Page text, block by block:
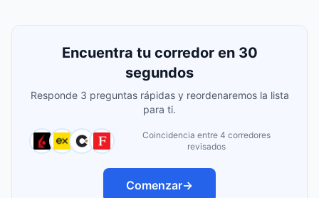
Encuentra tu corredor en 30
segundos
Responde 3 preguntas rápidas y reordenaremos la lista
para ti.
Coincidencia entre 4 corredores
revisados
Comenzar→